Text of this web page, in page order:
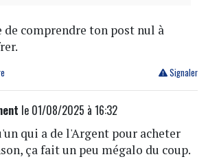
de comprendre ton post nul à
Signaler
le 01/08/2025 à 16:32
qui a de l'Argent pour acheter
ça fait un peu mégalo du coup.